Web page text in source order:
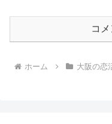
コ
ホーム 大阪の恋